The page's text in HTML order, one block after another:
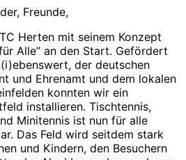
Freunde,
Herten mit seinem Konzept
Alle” an den Start. Gefördert
der deutschen
und Ehrenamt und dem lokalen
konnten wir ein
installieren. Tischtennis,
Minitennis ist nun für alle
Das Feld wird seitdem stark
und Kindern, den Besuchern